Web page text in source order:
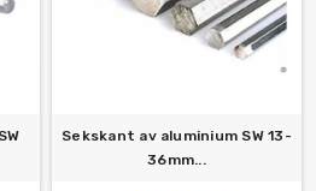
Sekskant av aluminium SW 13-
36mm...